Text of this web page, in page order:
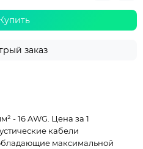
Купить
заказ
- 16 AWG. Цена за 1
кабели
максимальной